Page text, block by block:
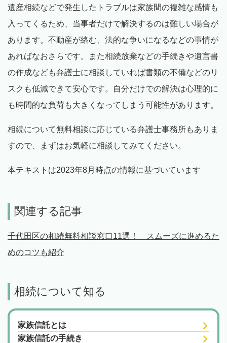
遺産相続などで発生したトラブルは家族間の複雑な感情も
入ってくるため、当事者だけで解決するのは難しい場合が
あります。不動産が絡む、法的な争いになるなどの事情が
あればなおさらです。また相続放棄などの手続きや遺言書
の作成なども弁護士に相談していれば書類の不備などのリ
スクも低減できて安心です。自分だけでの解決は心理的に
も時間的な負荷も大きくなってしまう可能性があります。
相続について無料相談に応じている弁護士事務所もありま
すので、まずはお気軽に相談してみてください。
本テキストは2023年8月時点の情報に基づいています
関連する記事
千代田区の相続無料相談窓口11選！ スムーズに進めるた
めのコツも紹介
相続について知る
家族信託とは
家族信託の手続き